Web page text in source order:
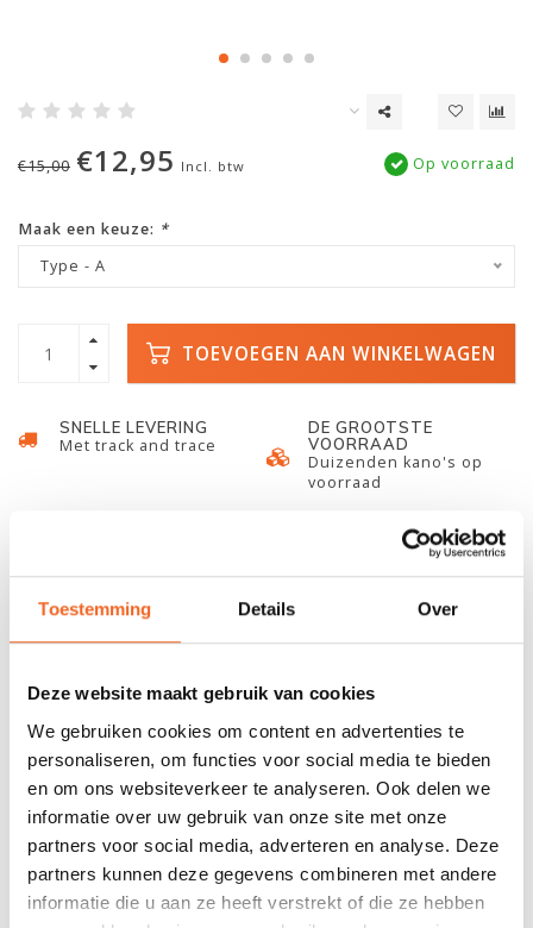
Toestemming Details Over
Deze website maakt gebruik van cookies
We gebruiken cookies om content en advertenties te
personaliseren, om functies voor social media te bieden
en om ons websiteverkeer te analyseren. Ook delen we
informatie over uw gebruik van onze site met onze
partners voor social media, adverteren en analyse. Deze
partners kunnen deze gegevens combineren met andere
informatie die u aan ze heeft verstrekt of die ze hebben
€15,00 €12,95 Incl. btw Op voorraad
Maak een keuze: *
Type - A
TOEVOEGEN AAN WINKELWAGEN
SNELLE LEVERING
Met track and trace
DE GROOTSTE
VOORRAAD
Duizenden kano's op
voorraad
sterren
PROEFVAART
Bij onze showroom
INFORMATIE
Tear-Aid is een transparant reparatiemateriaal waarmee
scheuren en gaten in bijna alle materialen eenvoudig gedicht
worden. Het is sterk en elastisch en hecht goed. Tear-Aid is geen
tijdelijke oplossing. Het is een permanent reparatie product.
Het te gebruiken type Tear-Aid (A of B) is afhankelijk van uw
merk/model/materiaal: